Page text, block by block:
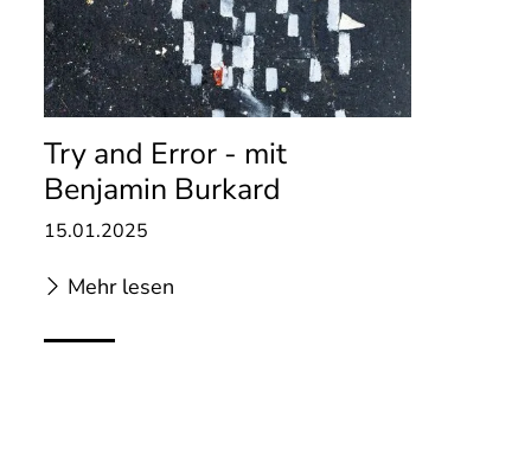
Try and Error - mit
Benjamin Burkard
15.01.2025
Mehr lesen